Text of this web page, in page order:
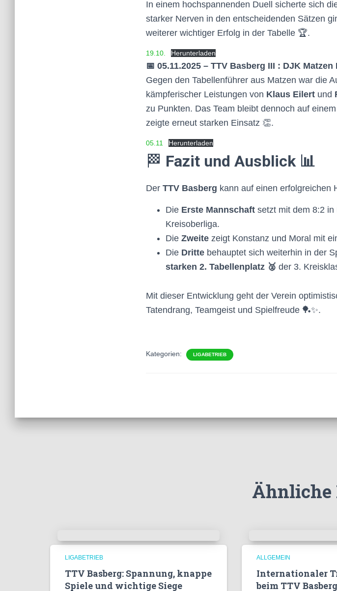
In einem hochspannenden Duell sicherte sich
starker Nerven in den entscheidenden Sätzen
weiterer wichtiger Erfolg in der Tabelle 🏆.
19.10. Herunterladen
📅 05.11.2025 – TTV Basberg III : DJK Matzen
Gegen den Tabellenführer aus Matzen war die
kämpferischer Leistungen von Klaus Eilert und
zu Punkten. Das Team bleibt dennoch auf
zeigte erneut starken Einsatz 👏.
05.11 Herunterladen
🏁 Fazit und Ausblick 📊
Der TTV Basberg kann auf einen erfolgreichen
Die Erste Mannschaft setzt mit dem 8:2
Kreisoberliga.
Die Zweite zeigt Konstanz und Moral mit
Die Dritte behauptet sich weiterhin in der
starken 2. Tabellenplatz 🥈 der 3.
Mit dieser Entwicklung geht der Verein
Tatendrang, Teamgeist und Spielfreude 🏓✨.
Kategorien: LIGABETRIEB
Ähnliche
LIGABETRIEB
TTV Basberg: Spannung, knappe
Spiele und wichtige Siege
ALLGEMEIN
Internationaler
beim TTV Basberg